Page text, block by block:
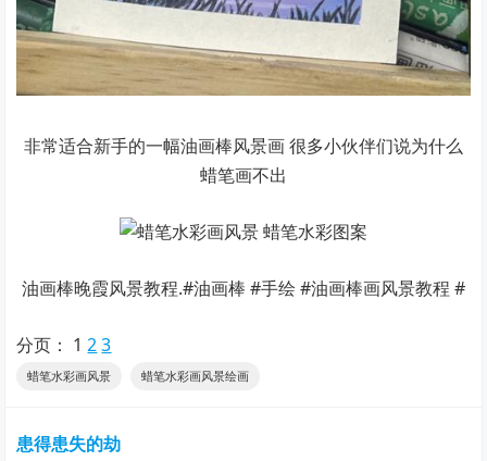
非常适合新手的一幅油画棒风景画 很多小伙伴们说为什么
蜡笔画不出
油画棒晚霞风景教程.#油画棒 #手绘 #油画棒画风景教程 #
分页： 1 2 3
蜡笔水彩画风景 蜡笔水彩画风景绘画
患得患失的劫